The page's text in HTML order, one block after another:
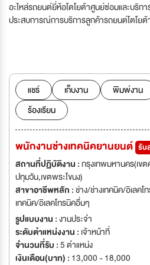
อะไหล่รถยนต์ยี่ห้อโตโยต้าศูนย์ซ่อมและบริก
ประสบการณ์การบริการลูกค้ารถยนต์โตโยต้
ประเทศไทย เราจึงมั่นใจเรื่องความรู้ความ
ที่เปิดบริการมานานกว่า 10 ปี ด้วยงานบริกา
บริการตรวจเช็ก ซ่อม บำรุงรักษา อะไหล่แท้
ประเทศ บริการด้านประกันภัย รับเคลมประ
รถยนต์ทุกยี่ห้อ การดูแลรถยนต์ของทุกท่าน
แชร์ เก็บงาน
พิมพ์งาน
ร้องเรียน
พนักงานช่างเทคนิคยานยนต์ รับ
สถานที่ปฏิบัติงาน :กรุงเทพมหานคร(เข
ปทุมวัน,เขตพระโขนง)
สาขาอาชีพหลัก :ช่าง/ช่างเทคนิค/อิเลคโ
เทคนิค/อิเลคโทรนิคอื่นๆ
รูปแบบงาน :งานประจำ
ระดับตำแหน่งงาน : เจ้าหน้าที่
จำนวนที่รับ :5 ตำแหน่ง
เงินเดือน(บาท) : 13,000 - 18,000